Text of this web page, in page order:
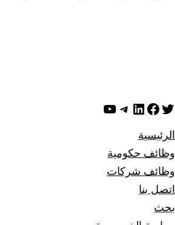
تويترفيسبوك
لينكد إن تيليجرام
يوتيوب
الرئيسية
وظائف حكومية
وظائف شركات
اتصل بنا
بحث